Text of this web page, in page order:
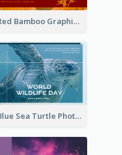
Red Bamboo Graphic Lunar New Year Postcard
Blue Sea Turtle Photo World Wildlife Day Post Card